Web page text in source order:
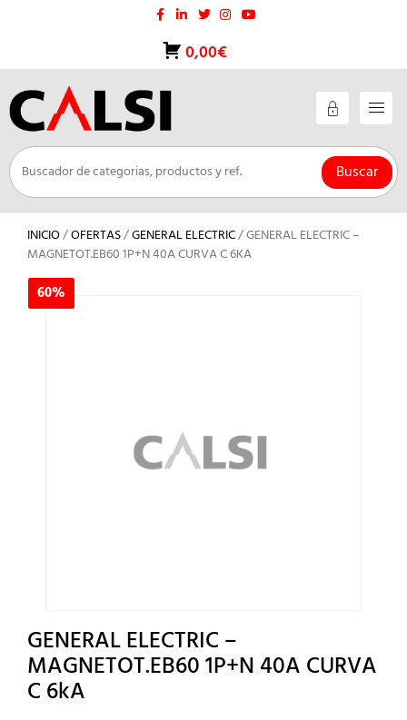
0,00€
Buscar
INICIO/OFERTAS/GENERAL ELECTRIC/ GENERAL ELECTRIC –
MAGNETOT.EB60 1P+N 40A CURVA C 6KA
60%
GENERAL ELECTRIC –
MAGNETOT.EB60 1P+N 40A CURVA
C 6kA
60%